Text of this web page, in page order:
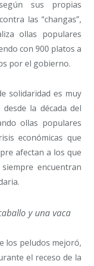
sus propias
las “changas”,
ollas populares
con 900 platos a
por el gobierno.
solidaridad es muy
la década del
ollas populares
económicas que
afectan a los que
encuentran
y una vaca
los peludos mejoró,
el receso de la